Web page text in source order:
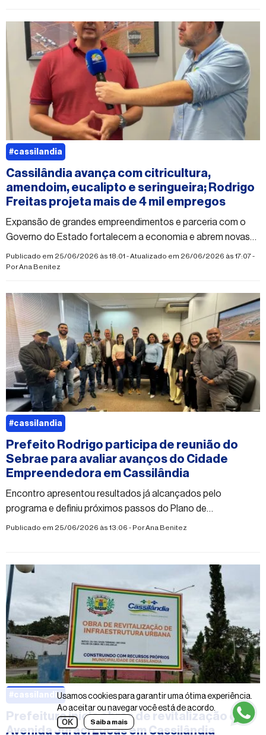
Cassilândia avança com citricultura,
amendoim, eucalipto e seringueira; Rodrigo
Freitas projeta mais de 4 mil empregos
Expansão de grandes empreendimentos e parceria com o
Governo do Estado fortalecem a economia e abrem novas
oportunidades de trabalho para a população
Publicado em 25/06/2026 às 18:01 - Atualizado em 26/06/2026 às 17:07 -
PorAna Benitez
#cassilandia
Prefeito Rodrigo participa de reunião do
Sebrae para avaliar avanços do Cidade
Empreendedora em Cassilândia
Encontro apresentou resultados já alcançados pelo
programa e definiu próximos passos do Plano de
Desenvolvimento Municipal 2025-2028
Publicado em 25/06/2026 às 13:06 - PorAna Benitez
#cassilandia
Prefeitura inicia obras de revitalização da
Avenida Juraci Lucas em Cassilândia
#cassilandiaUsamos cookies para garantir uma ótima experiência.
Ao aceitar ou navegar você está de acordo.
OK Saiba mais